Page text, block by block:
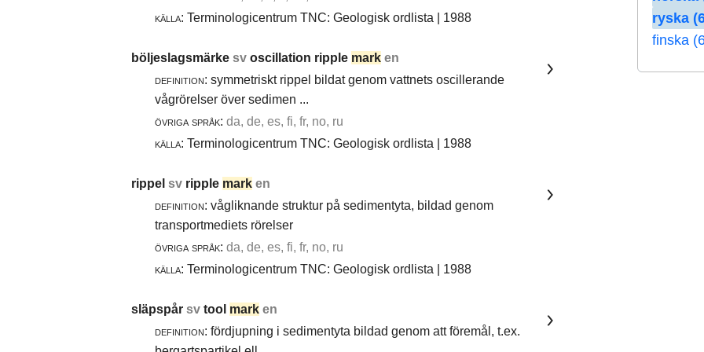
ryska
finska
källa: Terminologicentrum TNC: Geologisk ordlista | 1988
böljeslagsmärke sv oscillation ripple mark en
definition: symmetriskt rippel bildat genom vattnets oscillerande
vågrörelser över sedimen ...
övriga språk: da, de, es, fi, fr, no, ru
källa: Terminologicentrum TNC: Geologisk ordlista | 1988
rippel sv ripple mark en
definition: vågliknande struktur på sedimentyta, bildad genom
transportmediets rörelser
övriga språk: da, de, es, fi, fr, no, ru
källa: Terminologicentrum TNC: Geologisk ordlista | 1988
släpspår sv tool mark en
definition: fördjupning i sedimentyta bildad genom att föremål, t.ex.